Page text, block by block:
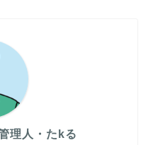
理人・たkる